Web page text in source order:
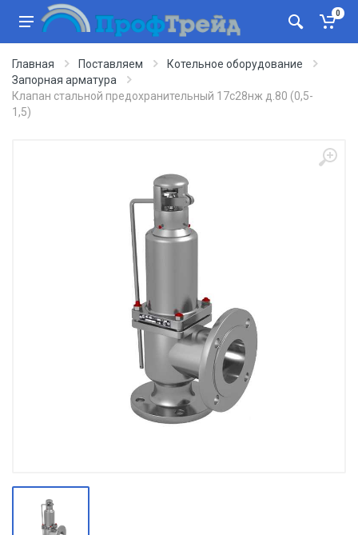
0
Главная Поставляем
Котельное оборудование
Запорная арматура
Клапан стальной предохранительный 17с28нж д.80 (0,5-
1,5)